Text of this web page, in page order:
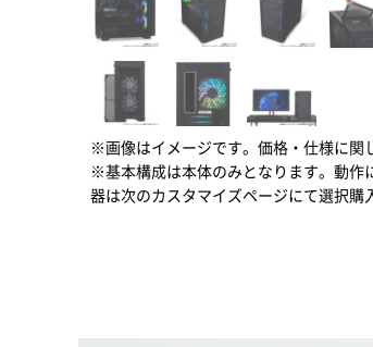
※画像はイメージです。価格・仕様に関
※基本構成は本体のみとなります。動作
器は次のカスタマイズページにて選択購